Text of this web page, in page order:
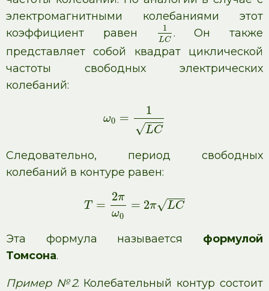
электромагнитными колебаниями этот
коэффициент равен
1
LC
. Он также
представляет собой квадрат циклической
частоты свободных электрических
колебаний:
ω0 =
1
√LC
Следовательно, период свободных
колебаний в контуре равен:
T =
2π
ω0
= 2π√LC
Эта формула называется формулой
Томсона.
Пример №2. Колебательный контур состоит